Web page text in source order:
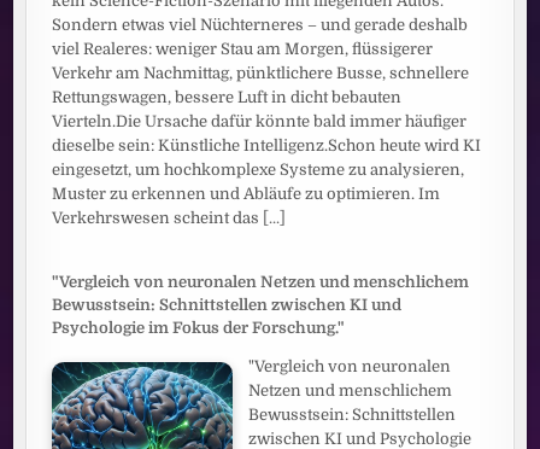
Sondern etwas viel Nüchterneres – und gerade deshalb
viel Realeres: weniger Stau am Morgen, flüssigerer
Verkehr am Nachmittag, pünktlichere Busse, schnellere
Rettungswagen, bessere Luft in dicht bebauten
Vierteln.Die Ursache dafür könnte bald immer häufiger
dieselbe sein: Künstliche Intelligenz.Schon heute wird KI
eingesetzt, um hochkomplexe Systeme zu analysieren,
Muster zu erkennen und Abläufe zu optimieren. Im
Verkehrswesen scheint das [...]
"Vergleich von neuronalen Netzen und menschlichem
Bewusstsein: Schnittstellen zwischen KI und
Psychologie im Fokus der Forschung."
"Vergleich von neuronalen
Netzen und menschlichem
Bewusstsein: Schnittstellen
zwischen KI und Psychologie